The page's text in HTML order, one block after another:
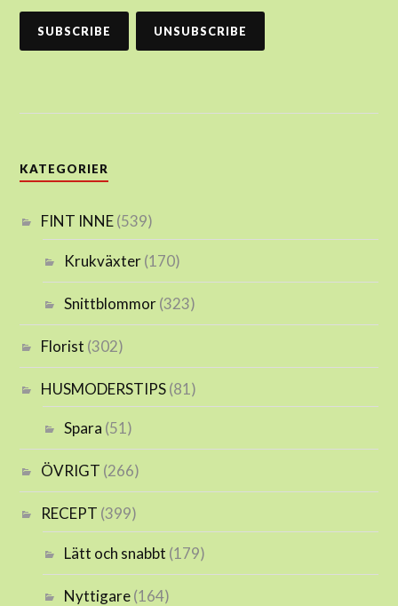
KATEGORIER
FINT INNE(539)
Krukväxter(170)
Snittblommor(323)
Florist (302)
HUSMODERSTIPS(81)
Spara (51)
ÖVRIGT (266)
RECEPT (399)
Lätt och snabbt (179)
Nyttigare(164)